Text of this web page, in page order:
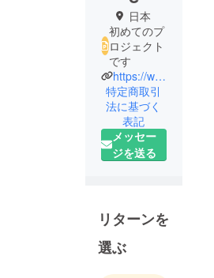
日本
初めてのプ
ロジェクト
です
https://www.youtube.com/@obisuke013
特定商取引
法に基づく
表記
メッセー
ジを送る
リターンを
選ぶ